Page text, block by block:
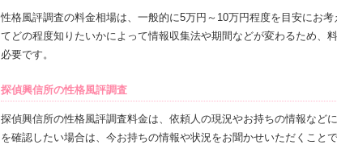
性格風評調査の料金相場は、一般的に5万円～10万円程度を目安にお
てどの程度知りたいかによって情報収集法や期間などが変わるため、
必要です。
探偵興信所の性格風評調査
探偵興信所の性格風評調査料金は、依頼人の現況やお持ちの情報など
を確認したい場合は、今お持ちの情報や状況をお聞かせいただくこと